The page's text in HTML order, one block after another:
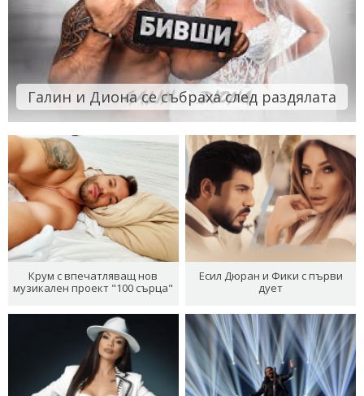
Галин и Диона се събраха след раздялата
Крум с впечатляващ нов
музикален проект "100 сърца"
Есил Дюран и Фики с първи
дует